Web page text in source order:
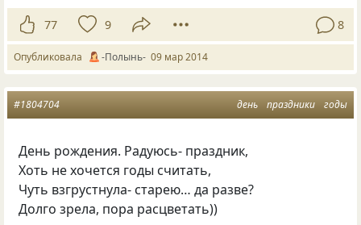
77 9 8
Опубликовала -Полынь- 09 мар 2014
день праздники годы
#1804704
День рождения. Радуюсь- праздник,
Хоть не хочется годы считать,
Чуть взгрустнула- старею… да разве?
Долго зрела, пора расцветать))